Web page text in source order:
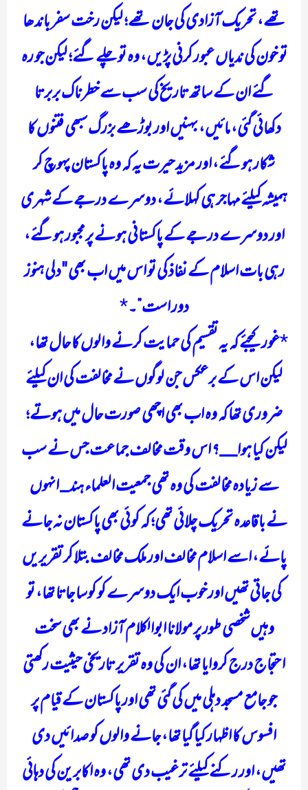
تھے، تحریک آزادی کی جان تھے؛ لیکن رخت سفر باندھا
تو خون کی ندیاں عبور کرنی پڑیں، وہ تو چلے گئے؛ لیکن جو رہ
گئے ان کے ساتھ تاریخ کی سب سے خطرناک بربرتا
دکھائی گئی، مائیں، بہنیں اور بوڑھے بزرگ سبھی فتنوں کا
شکار ہوگئے، اور مزید حیرت یہ کہ وہ پاکستان پہوچ کر
ہمیشہ کیلئے مہاجر ہی کہلائے، دوسرے درجے کے شہری
اور دوسرے درجے کے پاکستانی ہونے پر مجبور ہوگئے،
رہی بات اسلام کے نفاذ کی تو اس میں اب بھی "دلی ہنوز
دور است”۔*
غور کیجئے کہ یہ تقسیم کی حمایت کرنے والوں کا حال تھا،
لیکن اس کے برعکس جن لوگوں نے مخالفت کی ان کیلئے
ضروری تھا کہ وہ اب بھی اچھی صورت حال میں ہوتے؛
لیکن کیا ہوا__؟ اس وقت مخالف جماعت جس نے سب
سے زیادہ مخالفت کی وہ تھی جمعیت العلماء ہند_ انہوں
نے باقاعدہ تحریک چلائی تھی؛ کہ کوئی بھی پاکستان نہ جانے
پائے، اسے اسلام مخالف اور ملک مخالف بتلا کر تقریریں
کی جاتی تھیں اور خوب ایک دوسرے کو کوسا جاتا تھا، تو
وہیں شخصی طور پر مولانا ابوالکلام آزاد نے بھی سخت
احتجاج درج کروایا تھا، ان کی وہ تقریر تاریخی حیثیت رکھتی
جو جامع مسجد دہلی میں کی گئی تھی اور پاکستان کے قیام پر
افسوس کا اظہار کیا گیا تھا، جانے والوں کو صدائیں دی
تھیں، اور رکنے کیلئے ترغیب دی تھی، وہ اکابرین کی دہائی